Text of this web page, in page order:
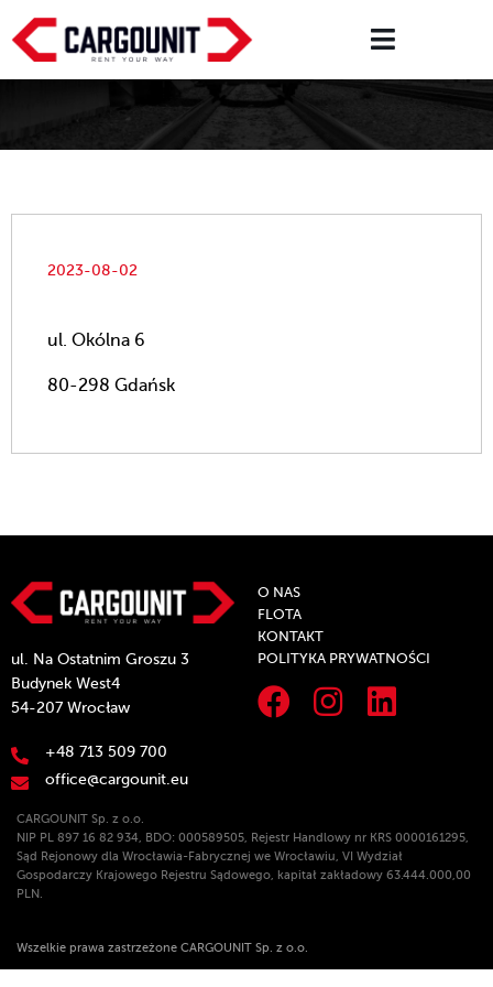
2023-08-02
ul. Okólna 6
80-298 Gdańsk
ul. Na Ostatnim Groszu 3
Budynek West4
54-207 Wrocław
+48 713 509 700
office@cargounit.eu
O NAS
FLOTA
KONTAKT
POLITYKA PRYWATNOŚCI
CARGOUNIT Sp. z o.o.
NIP PL 897 16 82 934, BDO: 000589505, Rejestr Handlowy nr KRS 0000161295,
Sąd Rejonowy dla Wrocławia-Fabrycznej we Wrocławiu, VI Wydział
Gospodarczy Krajowego Rejestru Sądowego, kapitał zakładowy 63.444.000,00
PLN.
Wszelkie prawa zastrzeżone CARGOUNIT Sp. z o.o.